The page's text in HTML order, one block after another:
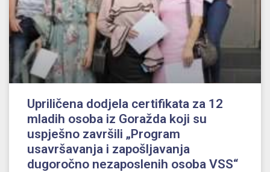
Upriličena dodjela certifikata za 12
mladih osoba iz Goražda koji su
uspješno završili „Program
usavršavanja i zapošljavanja
dugoročno nezaposlenih osoba VSS“